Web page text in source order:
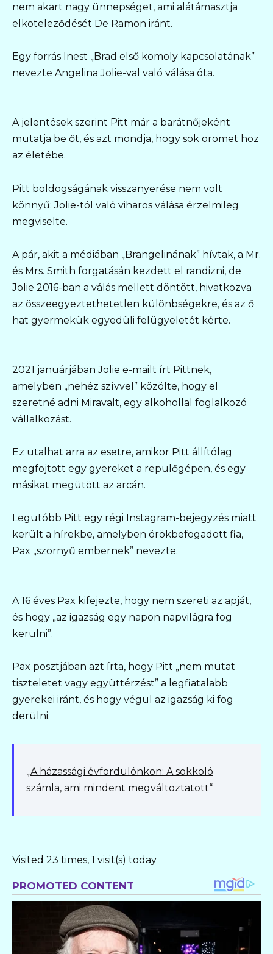
nem akart nagy ünnepséget, ami alátámasztja
elköteleződését De Ramon iránt.
Egy forrás Inest „Brad első komoly kapcsolatának”
nevezte Angelina Jolie-val való válása óta.
A jelentések szerint Pitt már a barátnőjeként
mutatja be őt, és azt mondja, hogy sok örömet hoz
az életébe.
Pitt boldogságának visszanyerése nem volt
könnyű; Jolie-tól való viharos válása érzelmileg
megviselte.
A pár, akit a médiában „Brangelinának” hívtak, a Mr.
és Mrs. Smith forgatásán kezdett el randizni, de
Jolie 2016-ban a válás mellett döntött, hivatkozva
az összeegyeztethetetlen különbségekre, és az ő
hat gyermekük egyedüli felügyeletét kérte.
2021 januárjában Jolie e-mailt írt Pittnek,
amelyben „nehéz szívvel” közölte, hogy el
szeretné adni Miravalt, egy alkohollal foglalkozó
vállalkozást.
Ez utalhat arra az esetre, amikor Pitt állítólag
megfojtott egy gyereket a repülőgépen, és egy
másikat megütött az arcán.
Legutóbb Pitt egy régi Instagram-bejegyzés miatt
került a hírekbe, amelyben örökbefogadott fia,
Pax „szörnyű embernek” nevezte.
A 16 éves Pax kifejezte, hogy nem szereti az apját,
és hogy „az igazság egy napon napvilágra fog
kerülni”.
Pax posztjában azt írta, hogy Pitt „nem mutat
tiszteletet vagy együttérzést” a legfiatalabb
gyerekei iránt, és hogy végül az igazság ki fog
derülni.
„A házassági évfordulónkon: A sokkoló
számla, ami mindent megváltoztatott“
Visited 23 times, 1 visit(s) today